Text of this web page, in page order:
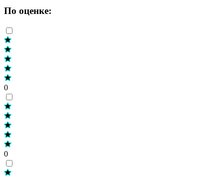
По оценке:
0
0